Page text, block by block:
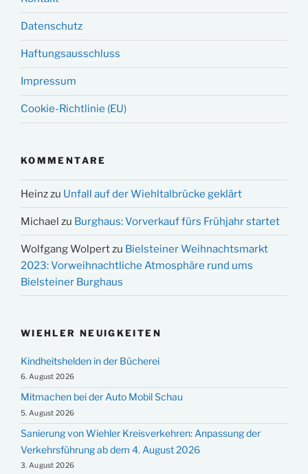
Datenschutz
Haftungsausschluss
Impressum
Cookie-Richtlinie (EU)
KOMMENTARE
Heinzzu Unfall auf der Wiehltalbrücke geklärt
Michael zu Burghaus: Vorverkauf fürs Frühjahr startet
Wolfgang Wolpertzu Bielsteiner Weihnachtsmarkt
2023: Vorweihnachtliche Atmosphäre rund ums
Bielsteiner Burghaus
WIEHLER NEUIGKEITEN
Kindheitshelden in der Bücherei
6. August 2026
Mitmachen bei der Auto Mobil Schau
5. August 2026
Sanierung von Wiehler Kreisverkehren: Anpassung der
Verkehrsführung ab dem 4. August 2026
3. August 2026